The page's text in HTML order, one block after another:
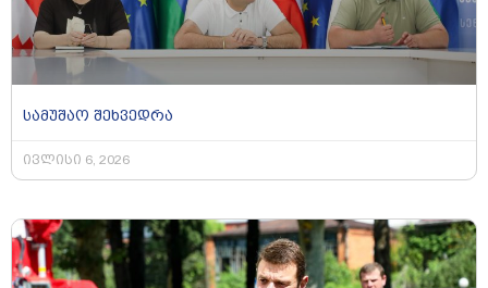
სამუშაო შეხვედრა
ივლისი 6, 2026